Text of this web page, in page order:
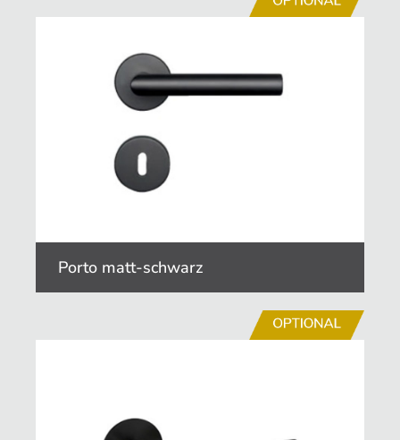
Porto matt-schwarz